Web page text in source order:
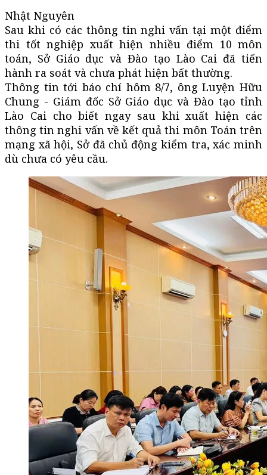
Nhật Nguyên
Sau khi có các thông tin nghi vấn tại một điểm
thi tốt nghiệp xuất hiện nhiều điểm 10 môn
toán, Sở Giáo dục và Đào tạo Lào Cai đã tiến
hành ra soát và chưa phát hiện bất thường.
Thông tin tới báo chí hôm 8/7, ông Luyện Hữu
Chung - Giám đốc Sở Giáo dục và Đào tạo tỉnh
Lào Cai cho biết ngay sau khi xuất hiện các
thông tin nghi vấn về kết quả thi môn Toán trên
mạng xã hội, Sở đã chủ động kiểm tra, xác minh
dù chưa có yêu cầu.